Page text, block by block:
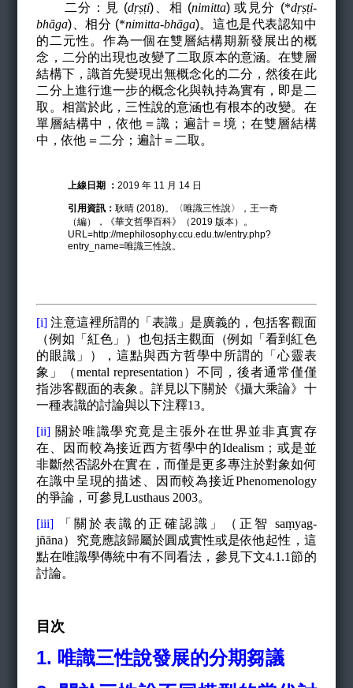
二分：見 (dṛṣṭi)、相 (nimitta) 或 見分 (*dṛṣṭi-
bhāga)、相分 (*nimitta-bhāga)。這也是代表認知中
的二元性。作為一個在雙層結構期新發展出的概
念，二分的出現也改變了二取原本的意涵。在雙層
結構下，識首先變現出無概念化的二分，然後在此
二分上進行進一步的概念化與執持為實有，即是二
取。相當於此，三性說的意涵也有根本的改變。在
單層結構中，依他＝識；遍計＝境；在雙層結構
中，依他＝二分；遍計＝二取。
上線日期 ：2019 年 11 月 14 日
引用資訊：耿晴 (2018)。〈唯識三性說〉，王一奇
（編），《華文哲學百科》（2019 版本）。
URL=http://mephilosophy.ccu.edu.tw/entry.php?
entry_name=唯識三性說。
[i] 注意這裡所謂的「表識」是廣義的，包括客觀面
（例如「紅色」）也包括主觀面（例如「看到紅色
的眼識」），這點與西方哲學中所謂的「心靈表
象」（mental representation ）不同，後者通常僅僅
指涉客觀面的表象。詳見以下關於《攝大乘論》十
一種表識的討論與以下注釋13。
[ii] 關於唯識學究竟是主張外在世界並非真實存
在、因而較為接近西方哲學中的Idealism ；或是並
非斷然否認外在實在，而僅是更多專注於對象如何
在識中呈現的描述、因而較為接近Phenomenology
的爭論，可參見Lusthaus 2003。
[iii]
「關於表識的正確認識」（正智
saṃyag-
jñāna）究竟應該歸屬於圓成實性或是依他起性，這
點在唯識學傳統中有不同看法，參見下文4.1.1節的
討論。
目次
1. 唯識三性說發展的分期芻議